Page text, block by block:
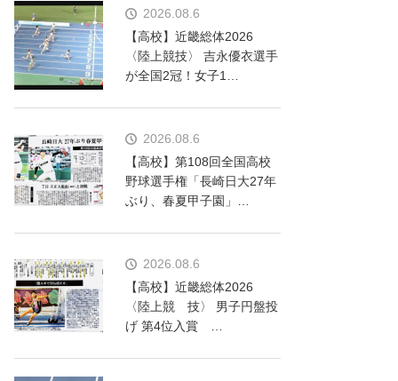
2026.08.6
【高校】近畿総体2026
〈陸上競技〉 吉永優衣選手
が全国2冠！女子1…
2026.08.6
【高校】第108回全国高校
野球選手権「長崎日大27年
ぶり、春夏甲子園」…
2026.08.6
【高校】近畿総体2026
〈陸上競 技〉 男子円盤投
げ 第4位入賞 …